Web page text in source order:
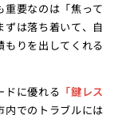
要なのは「焦って
は落ち着いて、自
りを出してくれる
ドに優れる 「鍵レス
内でのトラブルには